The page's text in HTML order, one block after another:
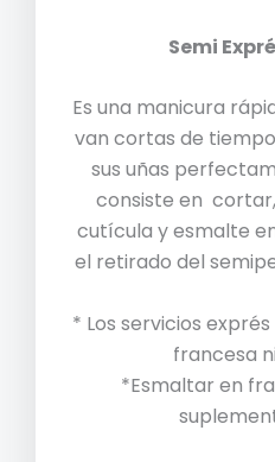
Semi
Es una manicura
van cortas de
sus uñas
consiste en
cutícula y esmalte
el retirado del
* Los servicios
francesa
*Esmaltar en